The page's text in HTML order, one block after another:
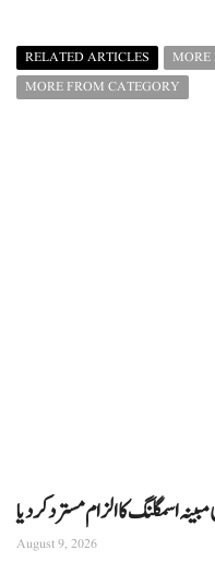
RELATED ARTICLES
MORE FROM CATEGORY
اسمگلنگ کا الزام مسترد کردیا
August 9, 2026